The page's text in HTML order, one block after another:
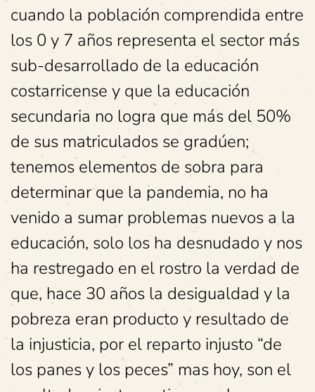
cuando la población comprendida entre
los 0 y 7 años representa el sector más
sub-desarrollado de la educación
costarricense y que la educación
secundaria no logra que más del 50%
de sus matriculados se gradúen;
tenemos elementos de sobra para
determinar que la pandemia, no ha
venido a sumar problemas nuevos a la
educación, solo los ha desnudado y nos
ha restregado en el rostro la verdad de
que, hace 30 años la desigualdad y la
pobreza eran producto y resultado de
la injusticia, por el reparto injusto “de
los panes y los peces” mas hoy, son el